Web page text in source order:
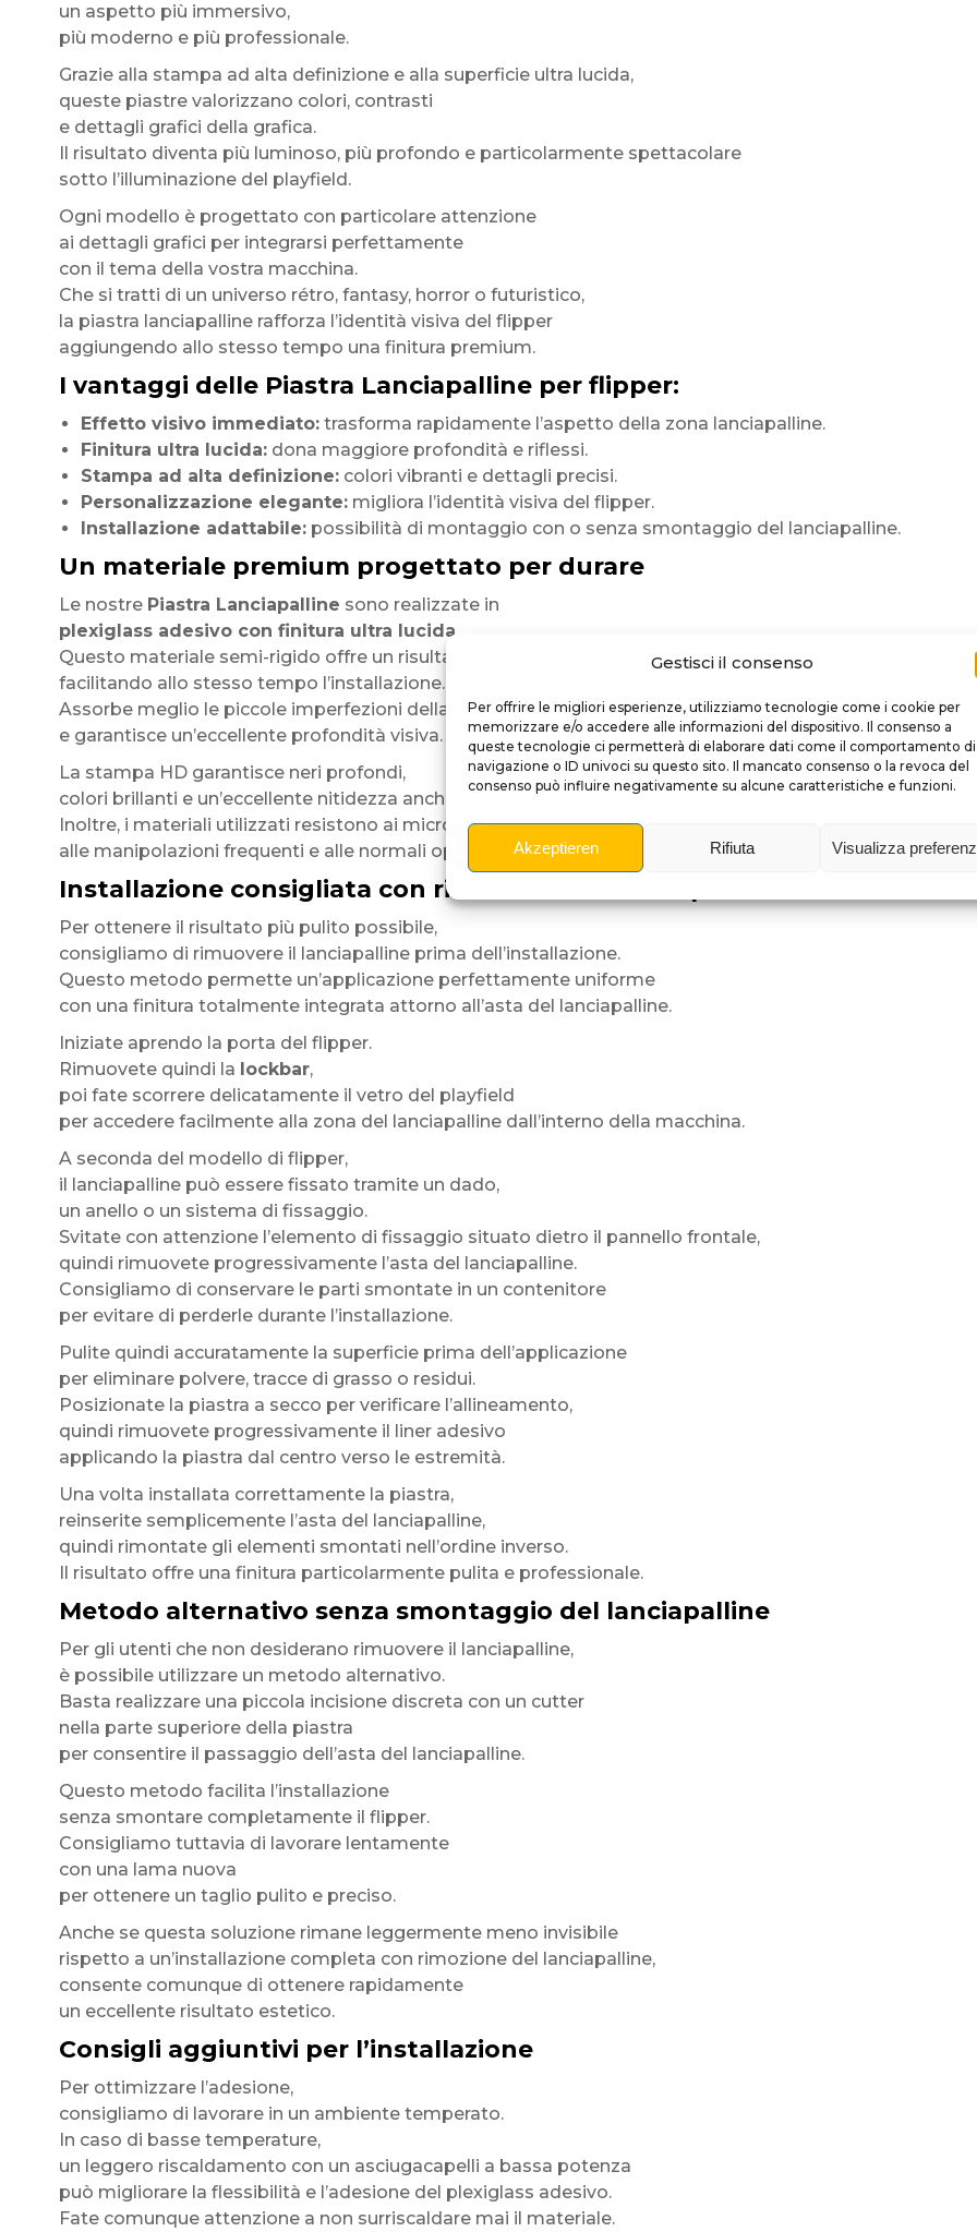
Gestisci il consenso
Per offrire le migliori esperienze, utilizziamo tecnologie come i cookie per
memorizzare e/o accedere alle informazioni del dispositivo. Il consenso a
queste tecnologie ci permetterà di elaborare dati come il comportamento di
navigazione o ID univoci su questo sito. Il mancato consenso o la revoca del
consenso può influire negativamente su alcune caratteristiche e funzioni.
Akzeptieren Rifiuta Visualizza
un aspetto più immersivo,
più moderno e più professionale.
Grazie alla stampa ad alta definizione e alla superficie ultra lucida,
queste piastre valorizzano colori, contrasti
e dettagli grafici della grafica.
Il risultato diventa più luminoso, più profondo e particolarmente spettacolare
sotto l’illuminazione del playfield.
Ogni modello è progettato con particolare attenzione
ai dettagli grafici per integrarsi perfettamente
con il tema della vostra macchina.
Che si tratti di un universo rétro, fantasy, horror o futuristico,
la piastra lanciapalline rafforza l’identità visiva del flipper
aggiungendo allo stesso tempo una finitura premium.
I vantaggi delle Piastra Lanciapalline per flipper:
Effetto visivo immediato:trasforma rapidamente l’aspetto della zona lanciapalline.
Finitura ultra lucida:dona maggiore profondità e riflessi.
Stampa ad alta definizione:colori vibranti e dettagli precisi.
Personalizzazione elegante:migliora l’identità visiva del flipper.
Installazione adattabile:possibilità di montaggio con o senza smontaggio del lanciapalline.
Un materiale premium progettato per durare
Le nostre Piastra Lanciapalline sono realizzate in
plexiglass adesivo con finitura ultra lucida
Questo materiale semi-rigido offre un risultato premium
facilitando allo stesso tempo l’installazione.
Assorbe meglio le piccole imperfezioni della superficie
e garantisce un’eccellente profondità visiva.
La stampa HD garantisce neri profondi,
colori brillanti e un’eccellente nitidezza anche da vicino.
Inoltre, i materiali utilizzati resistono ai micrograffi,
alle manipolazioni frequenti e alle normali operazioni di pulizia.
Installazione consigliata con rimozione del lanciapalline
Per ottenere il risultato più pulito possibile,
consigliamo di rimuovere il lanciapalline prima dell’installazione.
Questo metodo permette un’applicazione perfettamente uniforme
con una finitura totalmente integrata attorno all’asta del lanciapalline.
Iniziate aprendo la porta del flipper.
Rimuovete quindi la lockbar,
poi fate scorrere delicatamente il vetro del playfield
per accedere facilmente alla zona del lanciapalline dall’interno della macchina.
A seconda del modello di flipper,
il lanciapalline può essere fissato tramite un dado,
un anello o un sistema di fissaggio.
Svitate con attenzione l’elemento di fissaggio situato dietro il pannello frontale,
quindi rimuovete progressivamente l’asta del lanciapalline.
Consigliamo di conservare le parti smontate in un contenitore
per evitare di perderle durante l’installazione.
Pulite quindi accuratamente la superficie prima dell’applicazione
per eliminare polvere, tracce di grasso o residui.
Posizionate la piastra a secco per verificare l’allineamento,
quindi rimuovete progressivamente il liner adesivo
applicando la piastra dal centro verso le estremità.
Una volta installata correttamente la piastra,
reinserite semplicemente l’asta del lanciapalline,
quindi rimontate gli elementi smontati nell’ordine inverso.
Il risultato offre una finitura particolarmente pulita e professionale.
Metodo alternativo senza smontaggio del lanciapalline
Per gli utenti che non desiderano rimuovere il lanciapalline,
è possibile utilizzare un metodo alternativo.
Basta realizzare una piccola incisione discreta con un cutter
nella parte superiore della piastra
per consentire il passaggio dell’asta del lanciapalline.
Questo metodo facilita l’installazione
senza smontare completamente il flipper.
Consigliamo tuttavia di lavorare lentamente
con una lama nuova
per ottenere un taglio pulito e preciso.
Anche se questa soluzione rimane leggermente meno invisibile
rispetto a un’installazione completa con rimozione del lanciapalline,
consente comunque di ottenere rapidamente
un eccellente risultato estetico.
Consigli aggiuntivi per l’installazione
Per ottimizzare l’adesione,
consigliamo di lavorare in un ambiente temperato.
In caso di basse temperature,
un leggero riscaldamento con un asciugacapelli a bassa potenza
può migliorare la flessibilità e l’adesione del plexiglass adesivo.
Fate comunque attenzione a non surriscaldare mai il materiale.